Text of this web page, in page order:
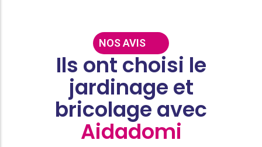
NOS AVIS
Ils ont choisi le
jardinage et
bricolage avec
Aidadomi